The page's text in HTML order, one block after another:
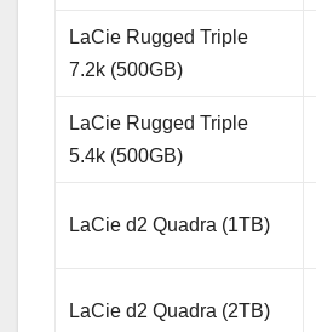
LaCie Rugged Triple
7.2k (500GB)
LaCie Rugged Triple
5.4k (500GB)
LaCie d2 Quadra (1TB)
LaCie d2 Quadra (2TB)